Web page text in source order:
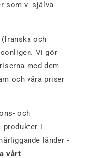
som vi själva
(franska och
Vi gör
med dem
och våra priser
och
produkter i
länder -
vårt